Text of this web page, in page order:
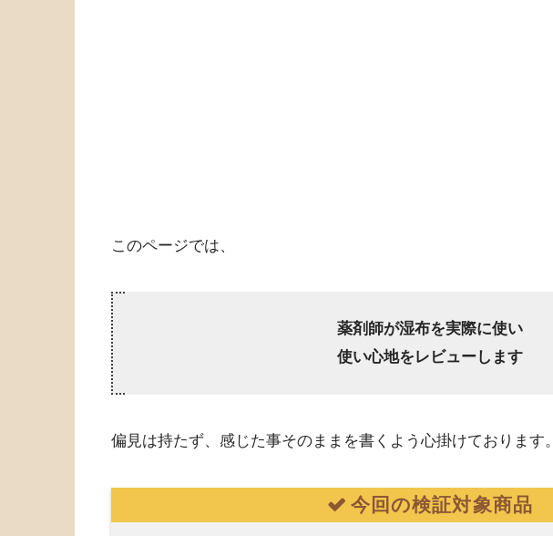
このページでは、
薬剤師が湿布を実際に使い
使い心地をレビューします
偏見は持たず、感じた事そのままを書くよう心掛けております。
今回の検証対象商品